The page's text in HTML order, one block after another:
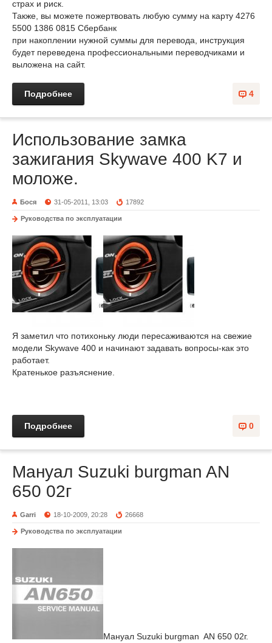
страх и риск.
Также, вы можете пожертвовать любую сумму на карту 4276
5500 1386 0815 Сбербанк
при накоплении нужной суммы для перевода, инструкция
будет переведена профессиональными переводчиками и
выложена на сайт.
4
Подробнее
Использование замка
зажигания Skywave 400 K7 и
моложе.
Бося 31-05-2011, 13:03 17892
Руководства по эксплуатации
Я заметил что потихоньку люди пересаживаются на свежие
модели Skywave 400 и начинают задавать вопросы-как это
работает.
Кратенькое разъяснение.
0
Подробнее
Мануал Suzuki burgman AN
650 02г
Garri 18-10-2009, 20:28 26668
Руководства по эксплуатации
Мануал Suzuki burgman AN 650 02г.